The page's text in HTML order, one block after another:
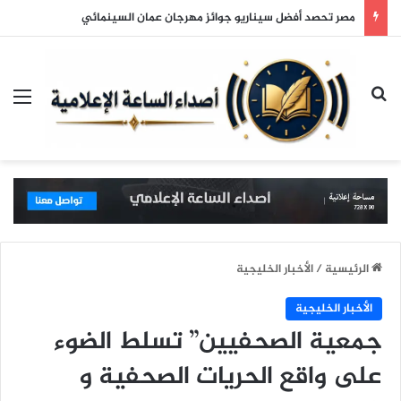
مصر تحصد أفضل سيناريو جوائز مهرجان عمان السينمائي
بحث عن
الرئيسية/الأخبار الخليجية
الأخبار الخليجية
جمعية الصحفيين” تسلط الضوء
على واقع الحريات الصحفية و